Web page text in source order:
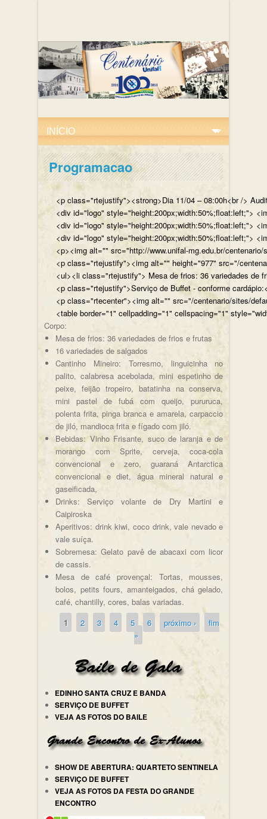
Programacao
<p class="rtejustify"><strong>Dia 11/04 – 08:00h<br />
<div id="logo" style="height:200px;width:50%;float:left;">
<div id="logo" style="height:200px;width:50%;float:left;">
<div id="logo" style="height:200px;width:50%;float:left;">
<p><img alt="" src="http://www.unifal-mg.edu.br/
<p class="rtejustify"><img alt="" height="977" src="/
<ul><li class="rtejustify"> Mesa de frios: 36 variedades de
<p class="rtejustify">Serviço de Buffet - conforme
<p class="rtecenter"><img alt="" src="/centenario/sites/
<table border="1" cellpadding="1" cellspacing="1"
Corpo:
Mesa de frios: 36 variedades de frios e frutas
16 variedades de salgados
Cantinho Mineiro: Torresmo, linguicinha no
palito, calabresa acebolada, mini espetinho de
peixe, feijão tropeiro, batatinha na conserva,
mini pastel de fubá com queijo, pururuca,
polenta frita, pinga branca e amarela, carpaccio
de jiló, mandioca frita e fígado com jiló.
Bebidas: Vinho Frisante, suco de laranja e de
morango com Sprite, cerveja, coca-cola
convencional e zero, guaraná Antarctica
convencional e diet, água mineral natural e
gaseificada,
Drinks: Serviço volante de Dry Martini e
Caipiroska
Aperitivos: drink kiwi, coco drink, vale nevado e
vale suíça.
Sobremesa: Gelato pavê de abacaxi com licor
de cassis.
Mesa de café provençal: Tortas, mousses,
bolos, petits fours, amanteigados, chá gelado,
café, chantilly, cores, balas variadas.
Páginas
1 2 3 4 5 6 próximo ›
fim
»
EDINHO SANTA CRUZ E BANDA
SERVIÇO DE BUFFET
VEJA AS FOTOS DO BAILE
SHOW DE ABERTURA: QUARTETO SENTINELA
SERVIÇO DE BUFFET
VEJA AS FOTOS DA FESTA DO GRANDE
ENCONTRO